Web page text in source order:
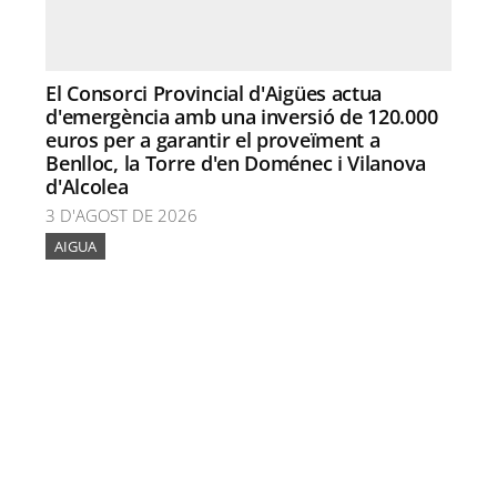
El Consorci Provincial d'Aigües actua
d'emergència amb una inversió de 120.000
euros per a garantir el proveïment a
Benlloc, la Torre d'en Doménec i Vilanova
d'Alcolea
3 D'AGOST DE 2026
AIGUA